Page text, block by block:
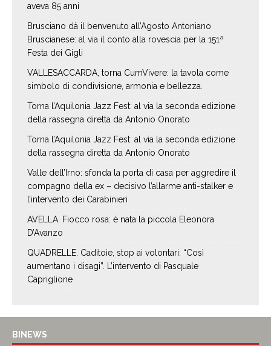
aveva 85 anni
Brusciano dà il benvenuto all’Agosto Antoniano
Bruscianese: al via il conto alla rovescia per la 151ª
Festa dei Gigli
VALLESACCARDA, torna CumVivere: la tavola come
simbolo di condivisione, armonia e bellezza.
Torna l’Aquilonia Jazz Fest: al via la seconda edizione
della rassegna diretta da Antonio Onorato
Torna l’Aquilonia Jazz Fest: al via la seconda edizione
della rassegna diretta da Antonio Onorato
Valle dell’Irno: sfonda la porta di casa per aggredire il
compagno della ex – decisivo l’allarme anti-stalker e
l’intervento dei Carabinieri
AVELLA. Fiocco rosa: è nata la piccola Eleonora
D’Avanzo
QUADRELLE. Caditoie, stop ai volontari: “Così
aumentano i disagi”. L’intervento di Pasquale
Capriglione
BINEWS